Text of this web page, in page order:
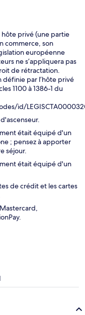
privé (une partie
commerce, son
européenne
ne s’appliquera pas
de rétractation.
définie par l’hôte privé
1100 à 1386-1 du
id/
était équipé d'un
; pensez à apporter
séjour.
était équipé d'un
de crédit et les cartes